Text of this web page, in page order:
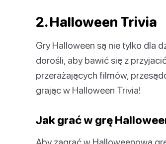
2. Halloween Trivia
Gry Halloween są nie tylko dla
dorośli, aby bawić się z
przerażających filmów,
grając w Halloween Trivia!
Jak grać w grę